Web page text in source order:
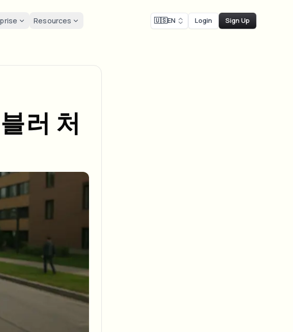
Resources
redaction
masking
Face swap
plate blur
and parking at scale
zones, policies, and review
uploads, jobs, and webhooks
Bulk background removal
workflow or use case
GDPR compliance blur
Privacy-compliant redaction
Gaming & stream blur
🇺🇸EN Login Sign Up
러 처